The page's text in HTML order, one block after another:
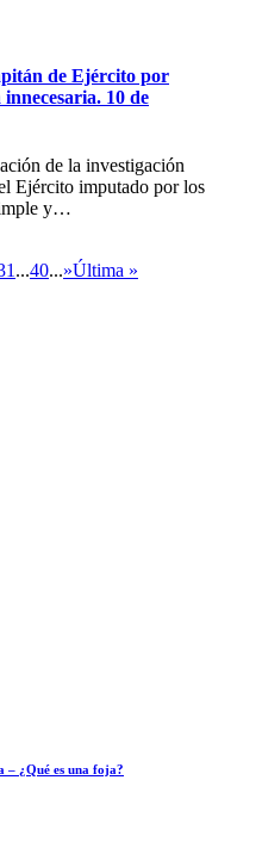
de Ejército por
10 de
de la investigación
Ejército imputado por los
y…
...40...»Última »
– ¿Qué es una foja?